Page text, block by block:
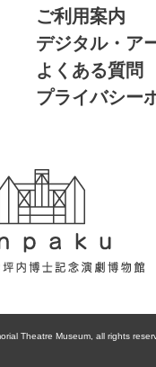
ご利用案内
デジタル・ア
よくある質問
プライバシー
内博士記
劇博物館
Theatre Museum, all rights